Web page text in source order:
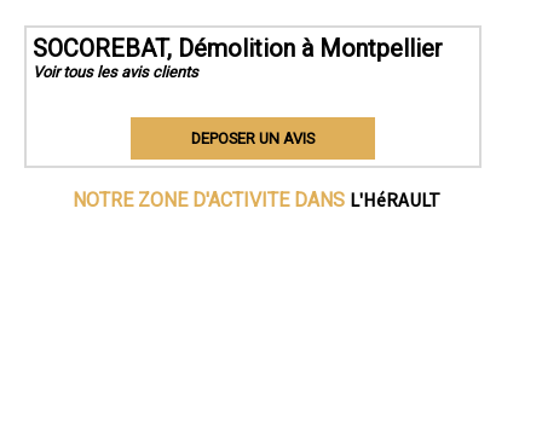
SOCOREBAT, Démolition à Montpellier
Voir tous les avis clients
DEPOSER UN AVIS
NOTRE ZONE D'ACTIVITE DANS L'HéRAULT